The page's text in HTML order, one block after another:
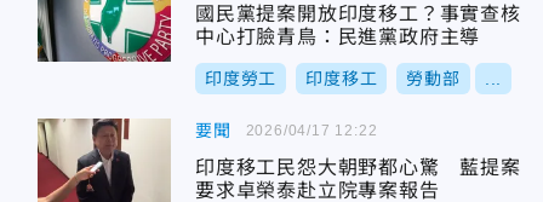
國民黨提案開放印度移工？事實查核
中心打臉青鳥：民進黨政府主導
印度勞工 印度移工 勞動部
要聞
印度移工民怨大朝野都心驚 藍提案
要求卓榮泰赴立院專案報告
2026/04/17 12:22